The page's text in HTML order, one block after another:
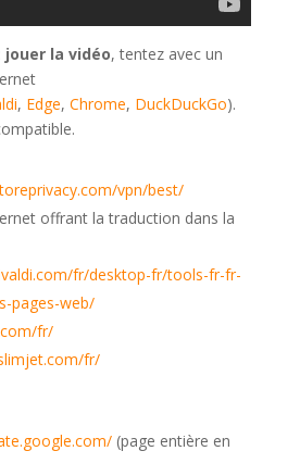
jouer la vidéo, tentez avec un
, Edge, Chrome, DuckDuckGo).
vpn/best/
offrant la traduction dans la
fr/desktop-fr/tools-fr-fr-
pages-web/
fr/
fr/
(page entière en